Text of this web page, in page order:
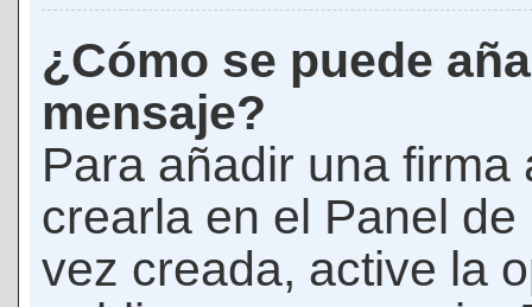
¿Cómo se puede
mensaje?
Para añadir una
crearla en el Panel
vez creada, active la